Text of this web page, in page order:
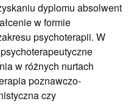
dyplomu absolwent
w formie
psychoterapii. W
w różnych nurtach
poznawczo-
czy